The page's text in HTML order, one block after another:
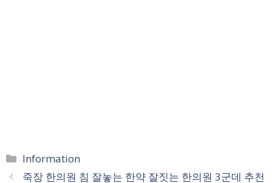
카
테
Information
죽장 한의원 침 잘놓는 한약 잘짓는 한의원 3군데 추천